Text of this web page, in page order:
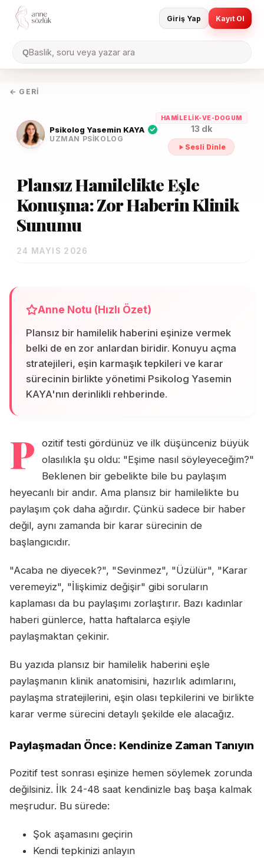
QBaslik, soru veya yazar ara
Giriş Yap Kayıt Ol
← GERI
Psikolog Yasemin KAYA
UZMAN PSIKOLOG
HAMILELIK-VE-DOGUM
13 dk
Sesli Dinle
Plansız Hamilelikte Eşle
Konuşma: Zor Haberin Klinik
Sunumu
24 MAYIS 2026
Anne Notu (Hızlı Özet)
Plansız bir hamilelik haberini eşinize vermek
belki de en zor anlardan biridir. Konuyu açma
stratejileri, eşin karmaşık tepkileri ve karar
sürecinin birlikte yönetimi Psikolog Yasemin
KAYA'nın derinlikli rehberinde.
P
ozitif testi gördünüz ve ilk düşünceniz büyük
olasılıkla şu oldu: "Eşime nasıl söyleyeceğim?"
Beklenen bir gebelikte bile bu paylaşım
heyecanlı bir andır. Ama plansız bir hamilelikte bu
paylaşım çok daha ağırdır. Çünkü sadece bir haber
değil, aynı zamanda bir karar sürecinin de
başlangıcıdır.
"Acaba ne diyecek?", "Sevinmez", "Üzülür", "Karar
veremeyiz", "İlişkimiz değişir" gibi soruların
kaplaması da bu paylaşımı zorlaştırır. Bazı kadınlar
haberi günlerce, hatta haftalarca eşiyle
paylaşmaktan çekinir.
Bu yazıda plansız bir hamilelik haberini eşle
paylaşmanın klinik anatomisini, hazırlık adımlarını,
paylaşma stratejilerini, eşin olası tepkilerini ve birlikte
karar verme sürecini detaylı şekilde ele alacağız.
Paylaşmadan Önce: Kendinize Zaman Tanıyın
Pozitif test sonrası eşinize hemen söylemek zorunda
değilsiniz. İlk 24-48 saat kendinizle baş başa kalmak
meşrudur. Bu sürede:
Şok aşamasını geçirin
Kendi tepkinizi anlayın